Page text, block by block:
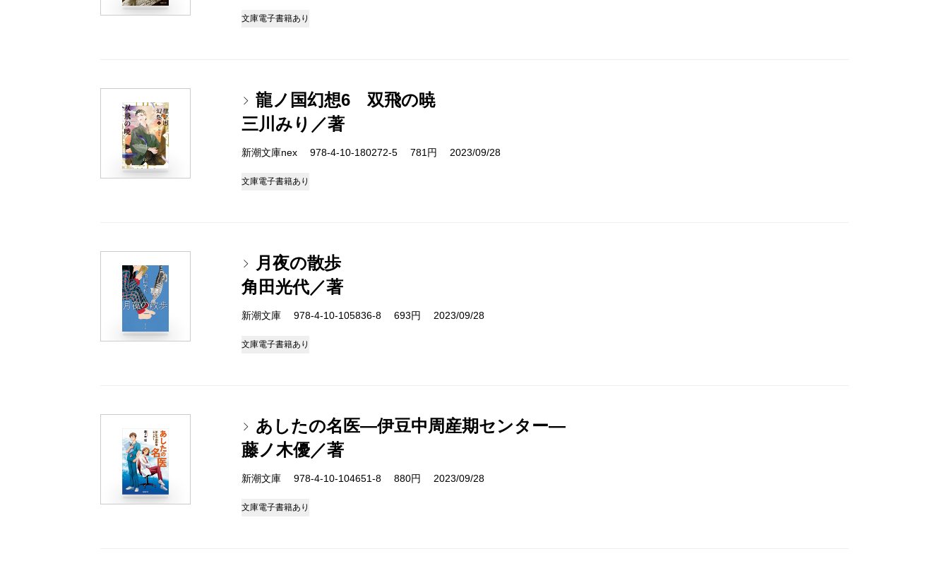
文庫電子書籍あり
龍ノ国幻想6 双飛の暁
三川みり／著
新潮文庫nex 978-4-10-180272-5 781円 2023/09/28
文庫電子書籍あり
月夜の散歩
角田光代／著
新潮文庫 978-4-10-105836-8 693円 2023/09/28
文庫電子書籍あり
あしたの名医―伊豆中周産期センター―
藤ノ木優／著
新潮文庫 978-4-10-104651-8 880円 2023/09/28
文庫電子書籍あり